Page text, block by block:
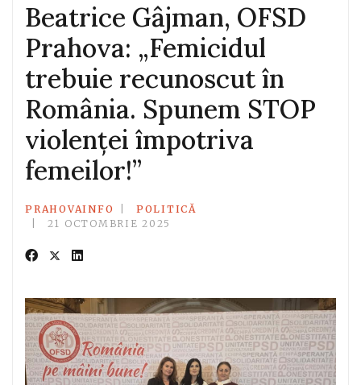
Beatrice Gâjman, OFSD
Prahova: „Femicidul
trebuie recunoscut în
România. Spunem STOP
violenței împotriva
femeilor!”
PRAHOVAINFO
POLITICĂ
21 OCTOMBRIE 2025